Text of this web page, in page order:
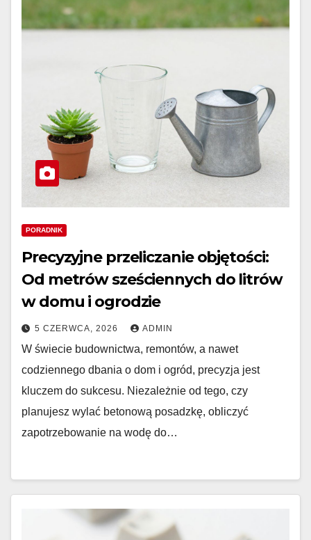
PORADNIK
Precyzyjne przeliczanie objętości:
Od metrów sześciennych do litrów
w domu i ogrodzie
5 CZERWCA, 2026 ADMIN
W świecie budownictwa, remontów, a nawet
codziennego dbania o dom i ogród, precyzja jest
kluczem do sukcesu. Niezależnie od tego, czy
planujesz wylać betonową posadzkę, obliczyć
zapotrzebowanie na wodę do…